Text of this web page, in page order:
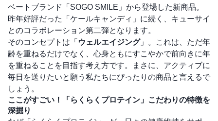
ベートブランド「SOGO SMILE」から登場した新商品。
昨年好評だった「ケールキャンディ」に続く、キューサイ
とのコラボレーション第二弾となります。
そのコンセプトは「 ウェルエイジング」。これは、ただ年
齢を重ねるだけでなく、心身ともにすこやかで前向きに年
を重ねることを目指す考え方です。まさに、アクティブに
毎日を送りたいと願う私たちにぴったりの商品と言えるで
しょう。
ここがすごい！「らくらくプロテイン」こだわりの特徴を
深掘り